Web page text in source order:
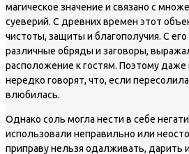
магическое значение и связано с
суеверий. С древних времен этот
чистоты, защиты и благополучия. С
различные обряды и заговоры,
расположение к гостям. Поэтому
нередко говорят, что, если
влюбилась.
Однако соль могла нести в себе
использовали неправильно или
приправу нельзя одалживать, дарить